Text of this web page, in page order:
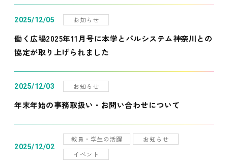
2025/12/05 お知らせ
働く広場2025年11月号に本学とパルシステム神奈川との
協定が取り上げられました
2025/12/03 お知らせ
年末年始の事務取扱い・お問い合わせについて
2025/12/02
教員・学生の活躍
お知らせ
イベント